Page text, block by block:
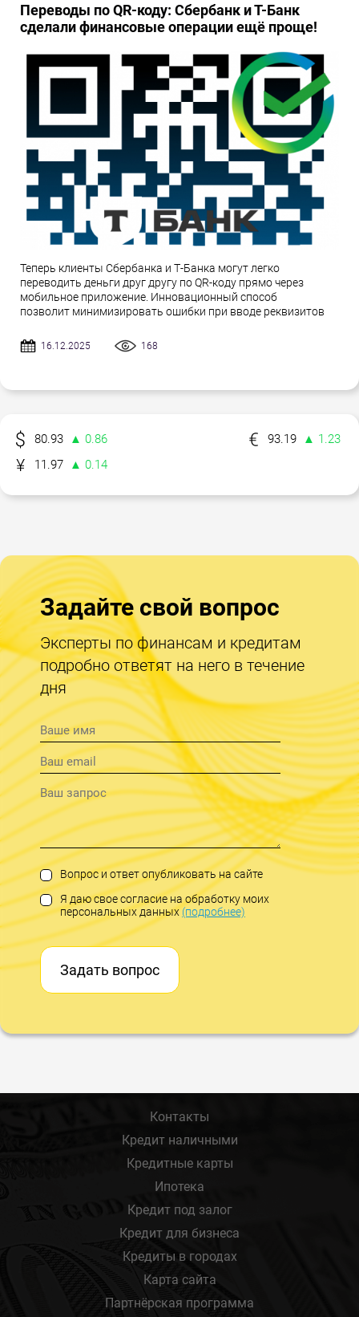
Переводы по QR-коду: Сбербанк и Т-Банк
сделали финансовые операции ещё проще!
Теперь клиенты Сбербанка и Т-Банка могут легко
переводить деньги друг другу по QR-коду прямо через
мобильное приложение. Инновационный способ
позволит минимизировать ошибки при вводе реквизитов
16.12.2025 168
80.93 ▲ 0.86 93.19
▲ 1.23
11.97
▲ 0.14
Задайте свой вопрос
Эксперты по финансам и кредитам
подробно ответят на него в течение
дня
Вопрос и ответ опубликовать на сайте
Я даю свое согласие на обработку моих
персональных данных(подробнее)
Задать вопрос
Контакты
Кредит наличными
Кредитные карты
Ипотека
Кредит под залог
Кредит для бизнеса
Кредиты в городах
Карта сайта
Партнёрская программа